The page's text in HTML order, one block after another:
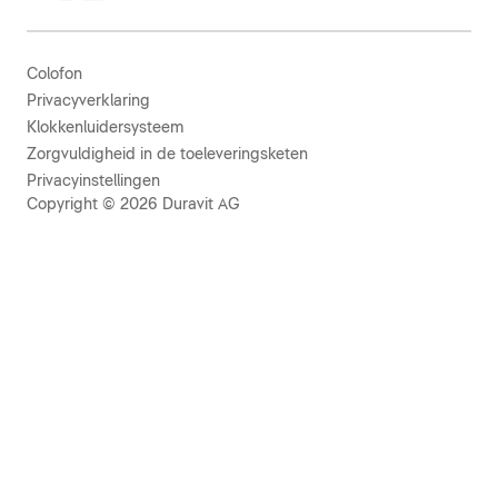
Colofon
Privacyverklaring
Klokkenluidersysteem
Zorgvuldigheid in de toeleveringsketen
Privacyinstellingen
Copyright © 2026 Duravit AG